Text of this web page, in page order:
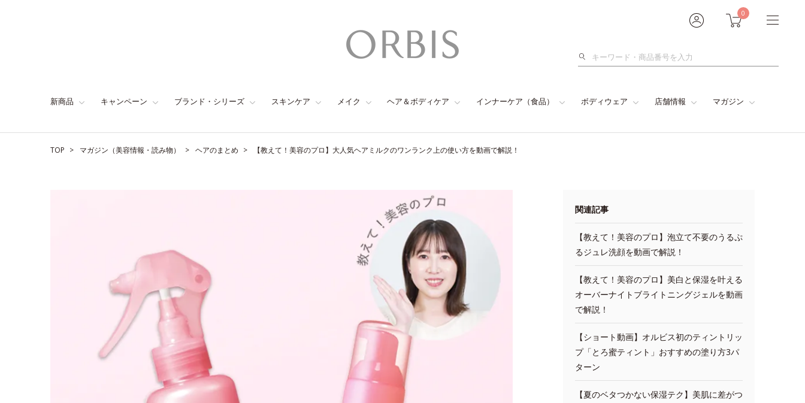
0
検
新商品 キャンペーン ブランド・シリーズ スキンケア メイク ヘア＆ボディケア インナーケア（食品） ボディウェア 店舗情報 マガジン
TOP マガジン（美容情報・読み物） ヘアのまとめ 【教えて！美容のプロ】大人気ヘアミルクのワンランク上の使い方を動画で解説！
関連記事
【教えて！美容のプロ】泡立て不要のうるぷ
るジュレ洗顔を動画で解説！
【教えて！美容のプロ】美白と保湿を叶える
オーバーナイトブライトニングジェルを動画
で解説！
【ショート動画】オルビス初のティントリッ
プ「とろ蜜ティント」おすすめの塗り方3パ
ターン
【夏のベタつかない保湿テク】美肌に差がつ